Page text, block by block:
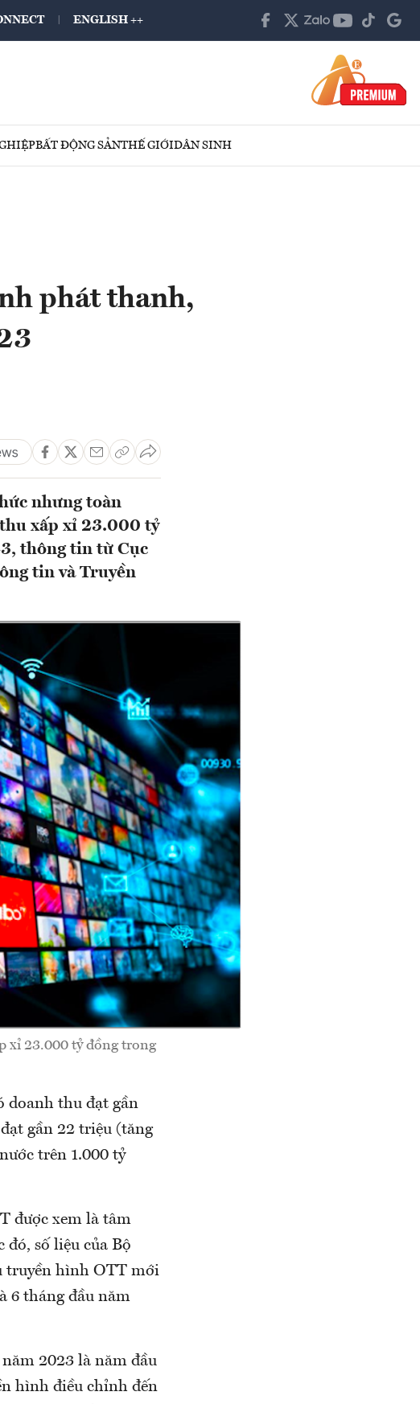
ENGLISH ++
BẤT ĐỘNG SẢNTHẾ GIỚIDÂN SINH
phát thanh,
nhưng toàn
xấp xỉ 23.000 tỷ
thông tin từ Cục
tin và Truyền
xỉ 23.000 tỷ đồng trong
doanh thu đạt gần
gần 22 triệu (tăng
trên 1.000 tỷ
được xem là tâm
số liệu của Bộ
truyền hình OTT mới
6 tháng đầu năm
2023 là năm đầu
hình điều chỉnh đến